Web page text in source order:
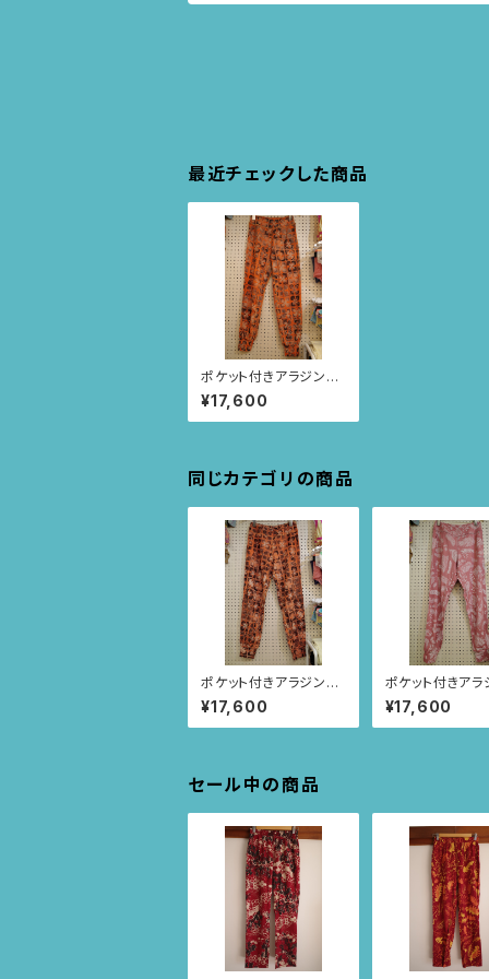
最近チェックした商品
ポケット付きアラジンパ
ンツ size S(オレンジ/
スクエアニャンドゥティ
柄) 59
¥17,600
同じカテゴリの商品
ポケット付きアラジンパ
ンツ size XL(オレン
ジ/スクエアニャンドゥ
ティ柄) 74
¥17,600
ポケット付きアラ
ンツ size XL(ス
ーピンク/ルイー
根柄) 75
¥17,600
セール中の商品